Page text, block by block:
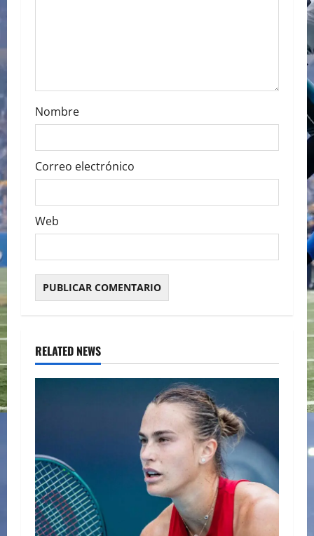
n
Nombre
Correo electrónico
Web
RELATED NEWS